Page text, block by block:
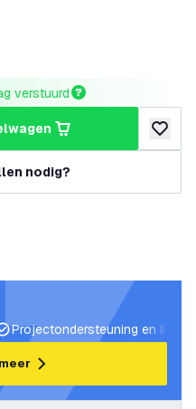
verstuurd
nodig?
Projectondersteuning en